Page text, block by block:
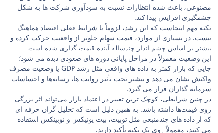
مصنوعی، باعث شده انتظارات نسبت به سودآوری شرکت ‌ها به شکل
چشمگیری افزایش پیدا کند.
نکته مهم اینجاست که این رشد، لزوماً با شرایط فعلی اقتصاد هماهنگ
نیست. در بسیاری از موارد، قیمت سهام جلوتر از واقعیت حرکت کرده و
بیشتر بر اساس چشم ‌انداز چندساله آینده قیمت‌ گذاری شده است.
این وضعیت معمولاً در مراحل پایانی دوره‌ های صعودی دیده می‌ شود؛
جایی که بازار کمتر به داده ‌های واقعی مثل رشد GDP یا وضعیت مصرف
واکنش نشان می ‌دهد و بیشتر تحت تأثیر روایت‌ ها، رسانه‌ها و احساسات
سرمایه‌ گذاران قرار می ‌گیرد.
در چنین شرایطی، کوچک ‌ترین تغییر در اعتماد بازار می‌تواند اثر بزرگی
روی قیمت‌ها داشته باشد. به همین دلیل است که تحلیل ‌گران حرفه ‌ای
که از داده ‌های چندمنبعی مثل توبیت، بیت‌ یونیکس و نوبیتکس استفاده
می ‌کنند، معمولاً روی یک نکته تأکید دارند.